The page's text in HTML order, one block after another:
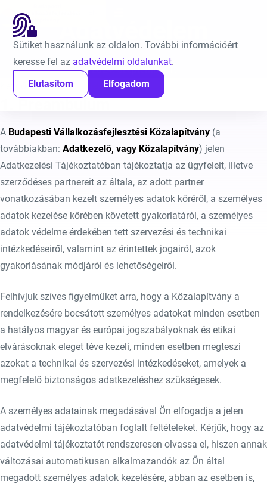
Sütiket használunk az oldalon. További információért
keresse fel az adatvédelmi oldalunkat.
Elutasítom
Elfogadom
Ugrás a tartalomra
Közzétéve:
2024. szeptember 1.
Kezdőlap
Adatvédelem
A Budapesti Vállalkozásfejlesztési Közalapítvány (a
továbbiakban: Adatkezelő, vagy Közalapítvány) jelen
Adatkezelési Tájékoztatóban tájékoztatja az ügyfeleit, illetve
szerződéses partnereit az általa, az adott partner
vonatkozásában kezelt személyes adatok köréről, a személyes
adatok kezelése körében követett gyakorlatáról, a személyes
adatok védelme érdekében tett szervezési és technikai
intézkedéseiről, valamint az érintettek jogairól, azok
gyakorlásának módjáról és lehetőségeiről.
Felhívjuk szíves figyelmüket arra, hogy a Közalapítvány a
rendelkezésére bocsátott személyes adatokat minden esetben
a hatályos magyar és európai jogszabályoknak és etikai
elvárásoknak eleget téve kezeli, minden esetben megteszi
azokat a technikai és szervezési intézkedéseket, amelyek a
megfelelő biztonságos adatkezeléshez szükségesek.
A személyes adatainak megadásával Ön elfogadja a jelen
adatvédelmi tájékoztatóban foglalt feltételeket. Kérjük, hogy az
adatvédelmi tájékoztatót rendszeresen olvassa el, hiszen annak
változásai automatikusan alkalmazandók az Ön által
megadott személyes adatok kezelésére, abban az esetben is,